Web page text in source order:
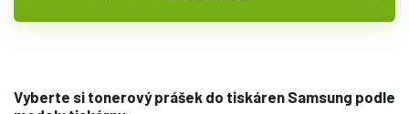
Vyberte si tonerový prášek do tiskáren Samsung podle